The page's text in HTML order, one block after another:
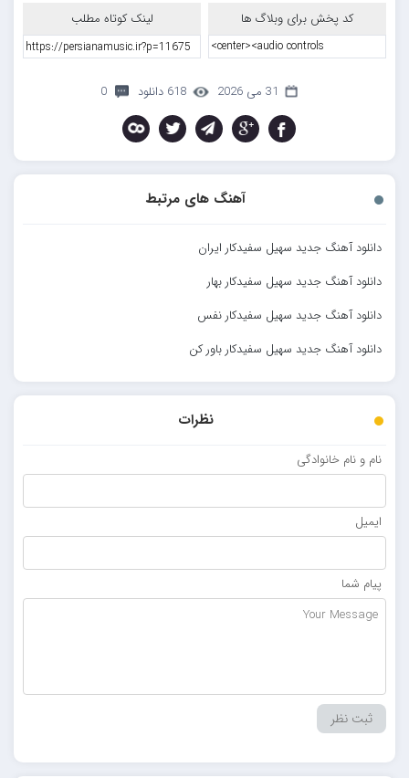
کد پخش برای وبلاگ ها لینک کوتاه مطلب
31 می 2026 618 دانلود 0
آهنگ های مرتبط
دانلود آهنگ جدید سهیل سفیدکار ایران
دانلود آهنگ جدید سهیل سفیدکار بهار
دانلود آهنگ جدید سهیل سفیدکار نفس
دانلود آهنگ جدید سهیل سفیدکار باور کن
نظرات
نام و نام خانوادگی
ایمیل
پیام شما